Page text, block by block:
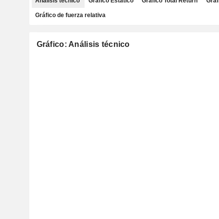
Gráfico de fuerza relativa
Gráfico: Análisis técnico